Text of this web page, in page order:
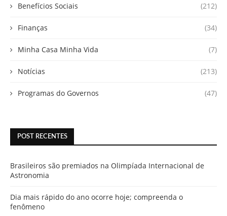
Benefícios Sociais (212)
Finanças (34)
Minha Casa Minha Vida (7)
Notícias (213)
Programas do Governos (47)
POST RECENTES
Brasileiros são premiados na Olimpíada Internacional de
Astronomia
Dia mais rápido do ano ocorre hoje; compreenda o
fenômeno